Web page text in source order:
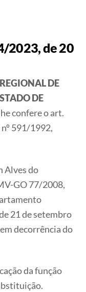
2023, de 20
DE
DE
confere o art.
nº 591/1992,
Alves do
GO 77/2008,
21 de setembro
decorrência do
da função